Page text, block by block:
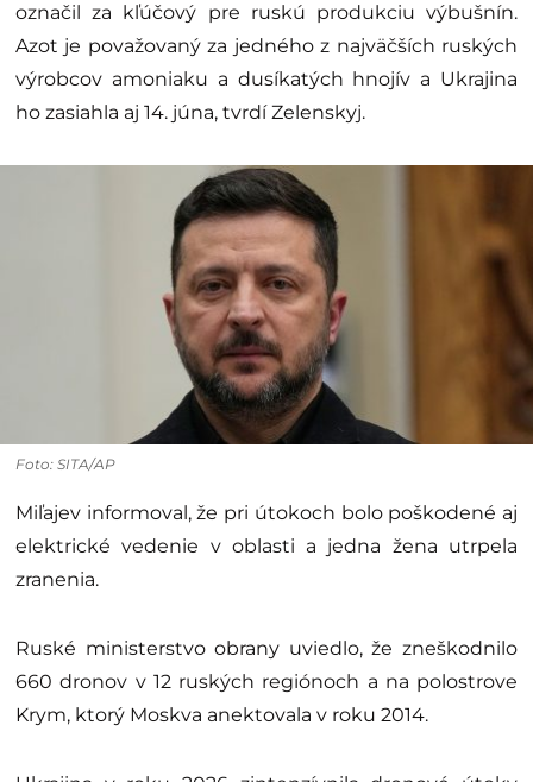
označil za kľúčový pre ruskú produkciu výbušnín.
Azot je považovaný za jedného z najväčších ruských
výrobcov amoniaku a dusíkatých hnojív a Ukrajina
ho zasiahla aj 14. júna, tvrdí Zelenskyj.
Foto: SITA/AP
Miľajev informoval, že pri útokoch bolo poškodené aj
elektrické vedenie v oblasti a jedna žena utrpela
zranenia.
Ruské ministerstvo obrany uviedlo, že zneškodnilo
660 dronov v 12 ruských regiónoch a na polostrove
Krym, ktorý Moskva anektovala v roku 2014.